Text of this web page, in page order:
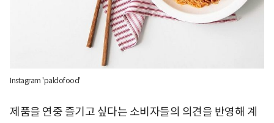
Instagram 'paldofood'
제품을 연중 즐기고 싶다는 소비자들의 의견을 반영해 계